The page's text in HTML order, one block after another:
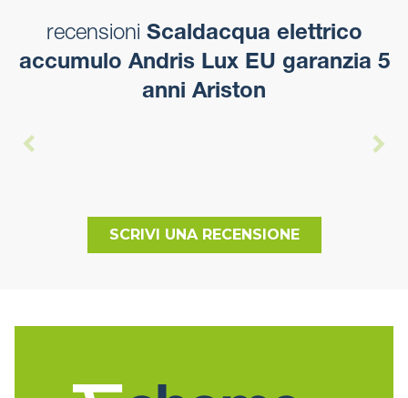
recensioni Scaldacqua elettrico
accumulo Andris Lux EU garanzia 5
anni Ariston
SCRIVI UNA RECENSIONE